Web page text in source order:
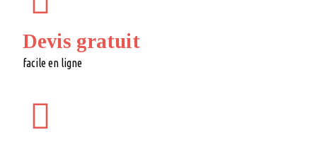
Devis gratuit
facile en ligne